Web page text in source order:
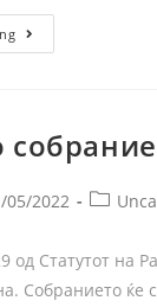
05/2022
од Статутот на
Собранието ќе